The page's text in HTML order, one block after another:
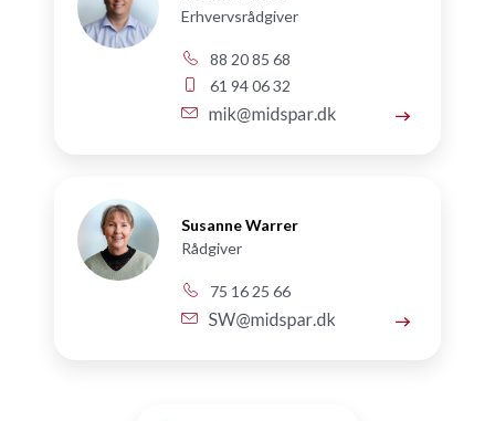
Erhvervsrådgiver
88 20 85 68
61 94 06 32
Susanne Warrer
Rådgiver
75 16 25 66